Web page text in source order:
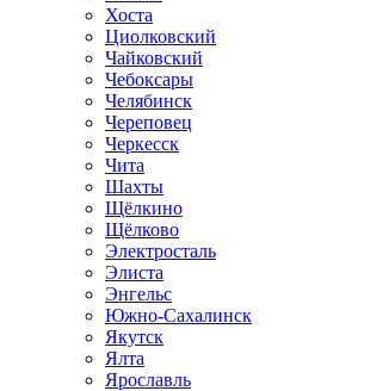
Хоста
Циолковский
Чайковский
Чебоксары
Челябинск
Череповец
Черкесск
Чита
Шахты
Щёлкино
Щёлково
Электросталь
Элиста
Энгельс
Южно-Сахалинск
Якутск
Ялта
Ярославль